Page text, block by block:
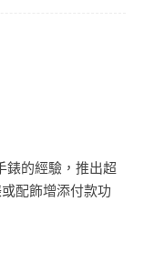
錶的經驗，推出超
配飾增添付款功